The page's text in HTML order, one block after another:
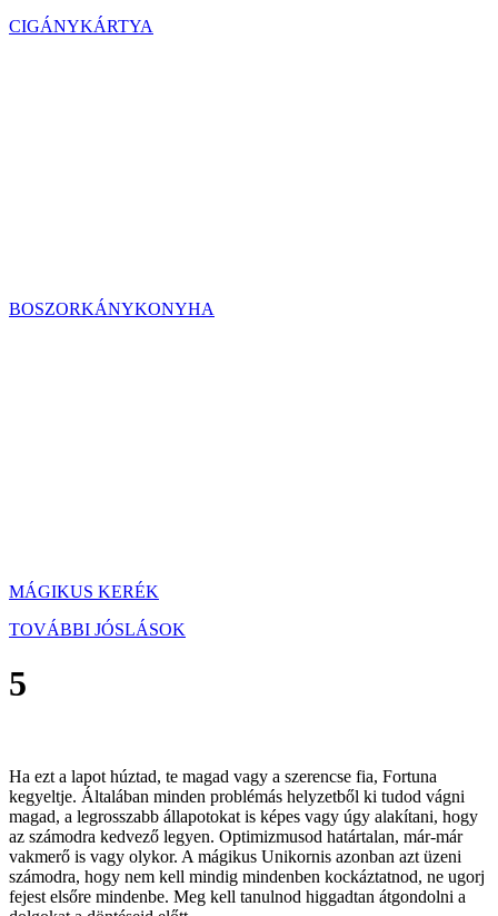
CIGÁNYKÁRTYA
BOSZORKÁNYKONYHA
MÁGIKUS KERÉK
TOVÁBBI JÓSLÁSOK
5
Ha ezt a lapot húztad, te magad vagy a szerencse fia, Fortuna
kegyeltje. Általában minden problémás helyzetből ki tudod vágni
magad, a legrosszabb állapotokat is képes vagy úgy alakítani, hogy
az számodra kedvező legyen. Optimizmusod határtalan, már-már
vakmerő is vagy olykor. A mágikus Unikornis azonban azt üzeni
számodra, hogy nem kell mindig mindenben kockáztatnod, ne ugorj
fejest elsőre mindenbe. Meg kell tanulnod higgadtan átgondolni a